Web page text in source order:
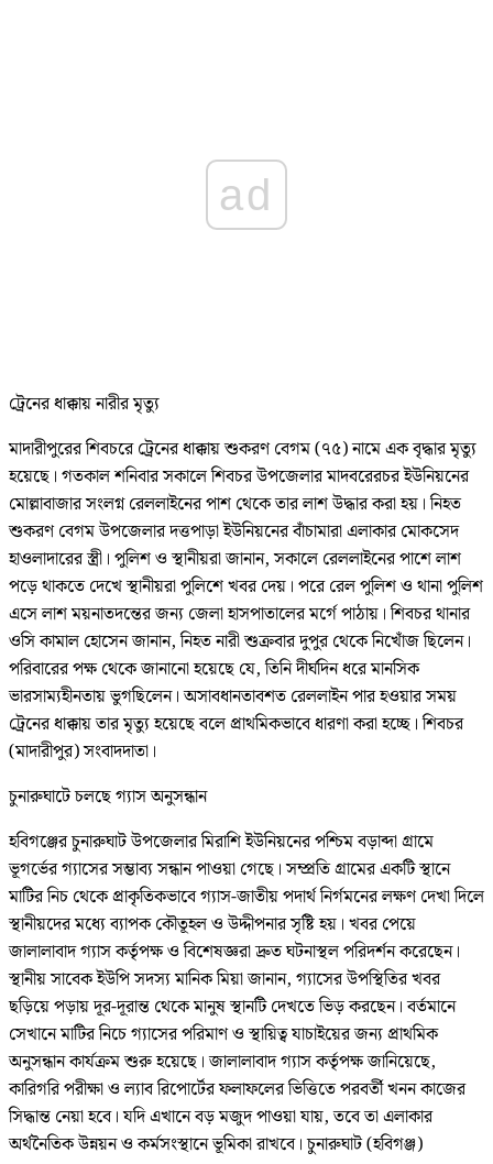
ad
ট্রেনের ধাক্কায় নারীর মৃত্যু
মাদারীপুরের শিবচরে ট্রেনের ধাক্কায় শুকরণ বেগম (৭৫) নামে এক বৃদ্ধার মৃত্যু
হয়েছে। গতকাল শনিবার সকালে শিবচর উপজেলার মাদবরেরচর ইউনিয়নের
মোল্লাবাজার সংলগ্ন রেললাইনের পাশ থেকে তার লাশ উদ্ধার করা হয়। নিহত
শুকরণ বেগম উপজেলার দত্তপাড়া ইউনিয়নের বাঁচামারা এলাকার মোকসেদ
হাওলাদারের স্ত্রী। পুলিশ ও স্থানীয়রা জানান, সকালে রেললাইনের পাশে লাশ
পড়ে থাকতে দেখে স্থানীয়রা পুলিশে খবর দেয়। পরে রেল পুলিশ ও থানা পুলিশ
এসে লাশ ময়নাতদন্তের জন্য জেলা হাসপাতালের মর্গে পাঠায়। শিবচর থানার
ওসি কামাল হোসেন জানান, নিহত নারী শুক্রবার দুপুর থেকে নিখোঁজ ছিলেন।
পরিবারের পক্ষ থেকে জানানো হয়েছে যে, তিনি দীর্ঘদিন ধরে মানসিক
ভারসাম্যহীনতায় ভুগছিলেন। অসাবধানতাবশত রেললাইন পার হওয়ার সময়
ট্রেনের ধাক্কায় তার মৃত্যু হয়েছে বলে প্রাথমিকভাবে ধারণা করা হচ্ছে। শিবচর
(মাদারীপুর) সংবাদদাতা।
চুনারুঘাটে চলছে গ্যাস অনুসন্ধান
হবিগঞ্জের চুনারুঘাট উপজেলার মিরাশি ইউনিয়নের পশ্চিম বড়াব্দা গ্রামে
ভূগর্ভের গ্যাসের সম্ভাব্য সন্ধান পাওয়া গেছে। সম্প্রতি গ্রামের একটি স্থানে
মাটির নিচ থেকে প্রাকৃতিকভাবে গ্যাস-জাতীয় পদার্থ নির্গমনের লক্ষণ দেখা দিলে
স্থানীয়দের মধ্যে ব্যাপক কৌতূহল ও উদ্দীপনার সৃষ্টি হয়। খবর পেয়ে
জালালাবাদ গ্যাস কর্তৃপক্ষ ও বিশেষজ্ঞরা দ্রুত ঘটনাস্থল পরিদর্শন করেছেন।
স্থানীয় সাবেক ইউপি সদস্য মানিক মিয়া জানান, গ্যাসের উপস্থিতির খবর
ছড়িয়ে পড়ায় দূর-দূরান্ত থেকে মানুষ স্থানটি দেখতে ভিড় করছেন। বর্তমানে
সেখানে মাটির নিচে গ্যাসের পরিমাণ ও স্থায়িত্ব যাচাইয়ের জন্য প্রাথমিক
অনুসন্ধান কার্যক্রম শুরু হয়েছে। জালালাবাদ গ্যাস কর্তৃপক্ষ জানিয়েছে,
কারিগরি পরীক্ষা ও ল্যাব রিপোর্টের ফলাফলের ভিত্তিতে পরবর্তী খনন কাজের
সিদ্ধান্ত নেয়া হবে। যদি এখানে বড় মজুদ পাওয়া যায়, তবে তা এলাকার
অর্থনৈতিক উন্নয়ন ও কর্মসংস্থানে ভূমিকা রাখবে। চুনারুঘাট (হবিগঞ্জ)